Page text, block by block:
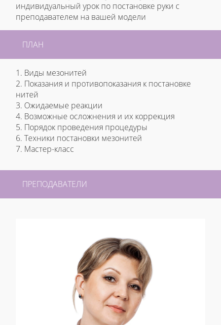
индивидуальный урок по постановке руки с
преподавателем на вашей модели
ПЛАН
1. Виды мезонитей
2. Показания и противопоказания к постановке
нитей
3. Ожидаемые реакции
4. Возможные осложнения и их коррекция
5. Порядок проведения процедуры
6. Техники постановки мезонитей
7. Мастер-класс
ПРЕПОДАВАТЕЛИ